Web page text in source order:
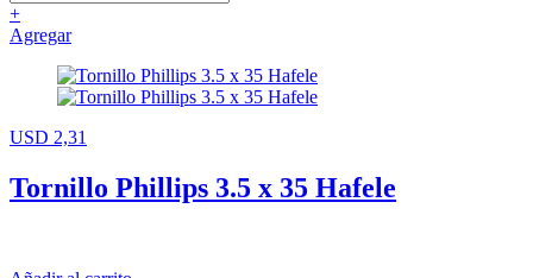
+
Agregar
USD 2,31
Tornillo Phillips 3.5 x 35 Hafele